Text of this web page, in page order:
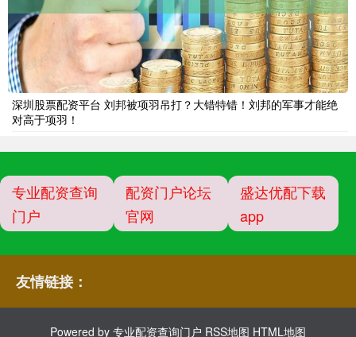
深圳股票配资平台 刘邦被项羽吊打？大错特错！刘邦的军事才能绝
对高于项羽！
专业配资查询
门户
配资门户论坛
官网
盛达优配下载
app
友情链接：
Powered by 专业配资查询门户 RSS地图 HTML地图